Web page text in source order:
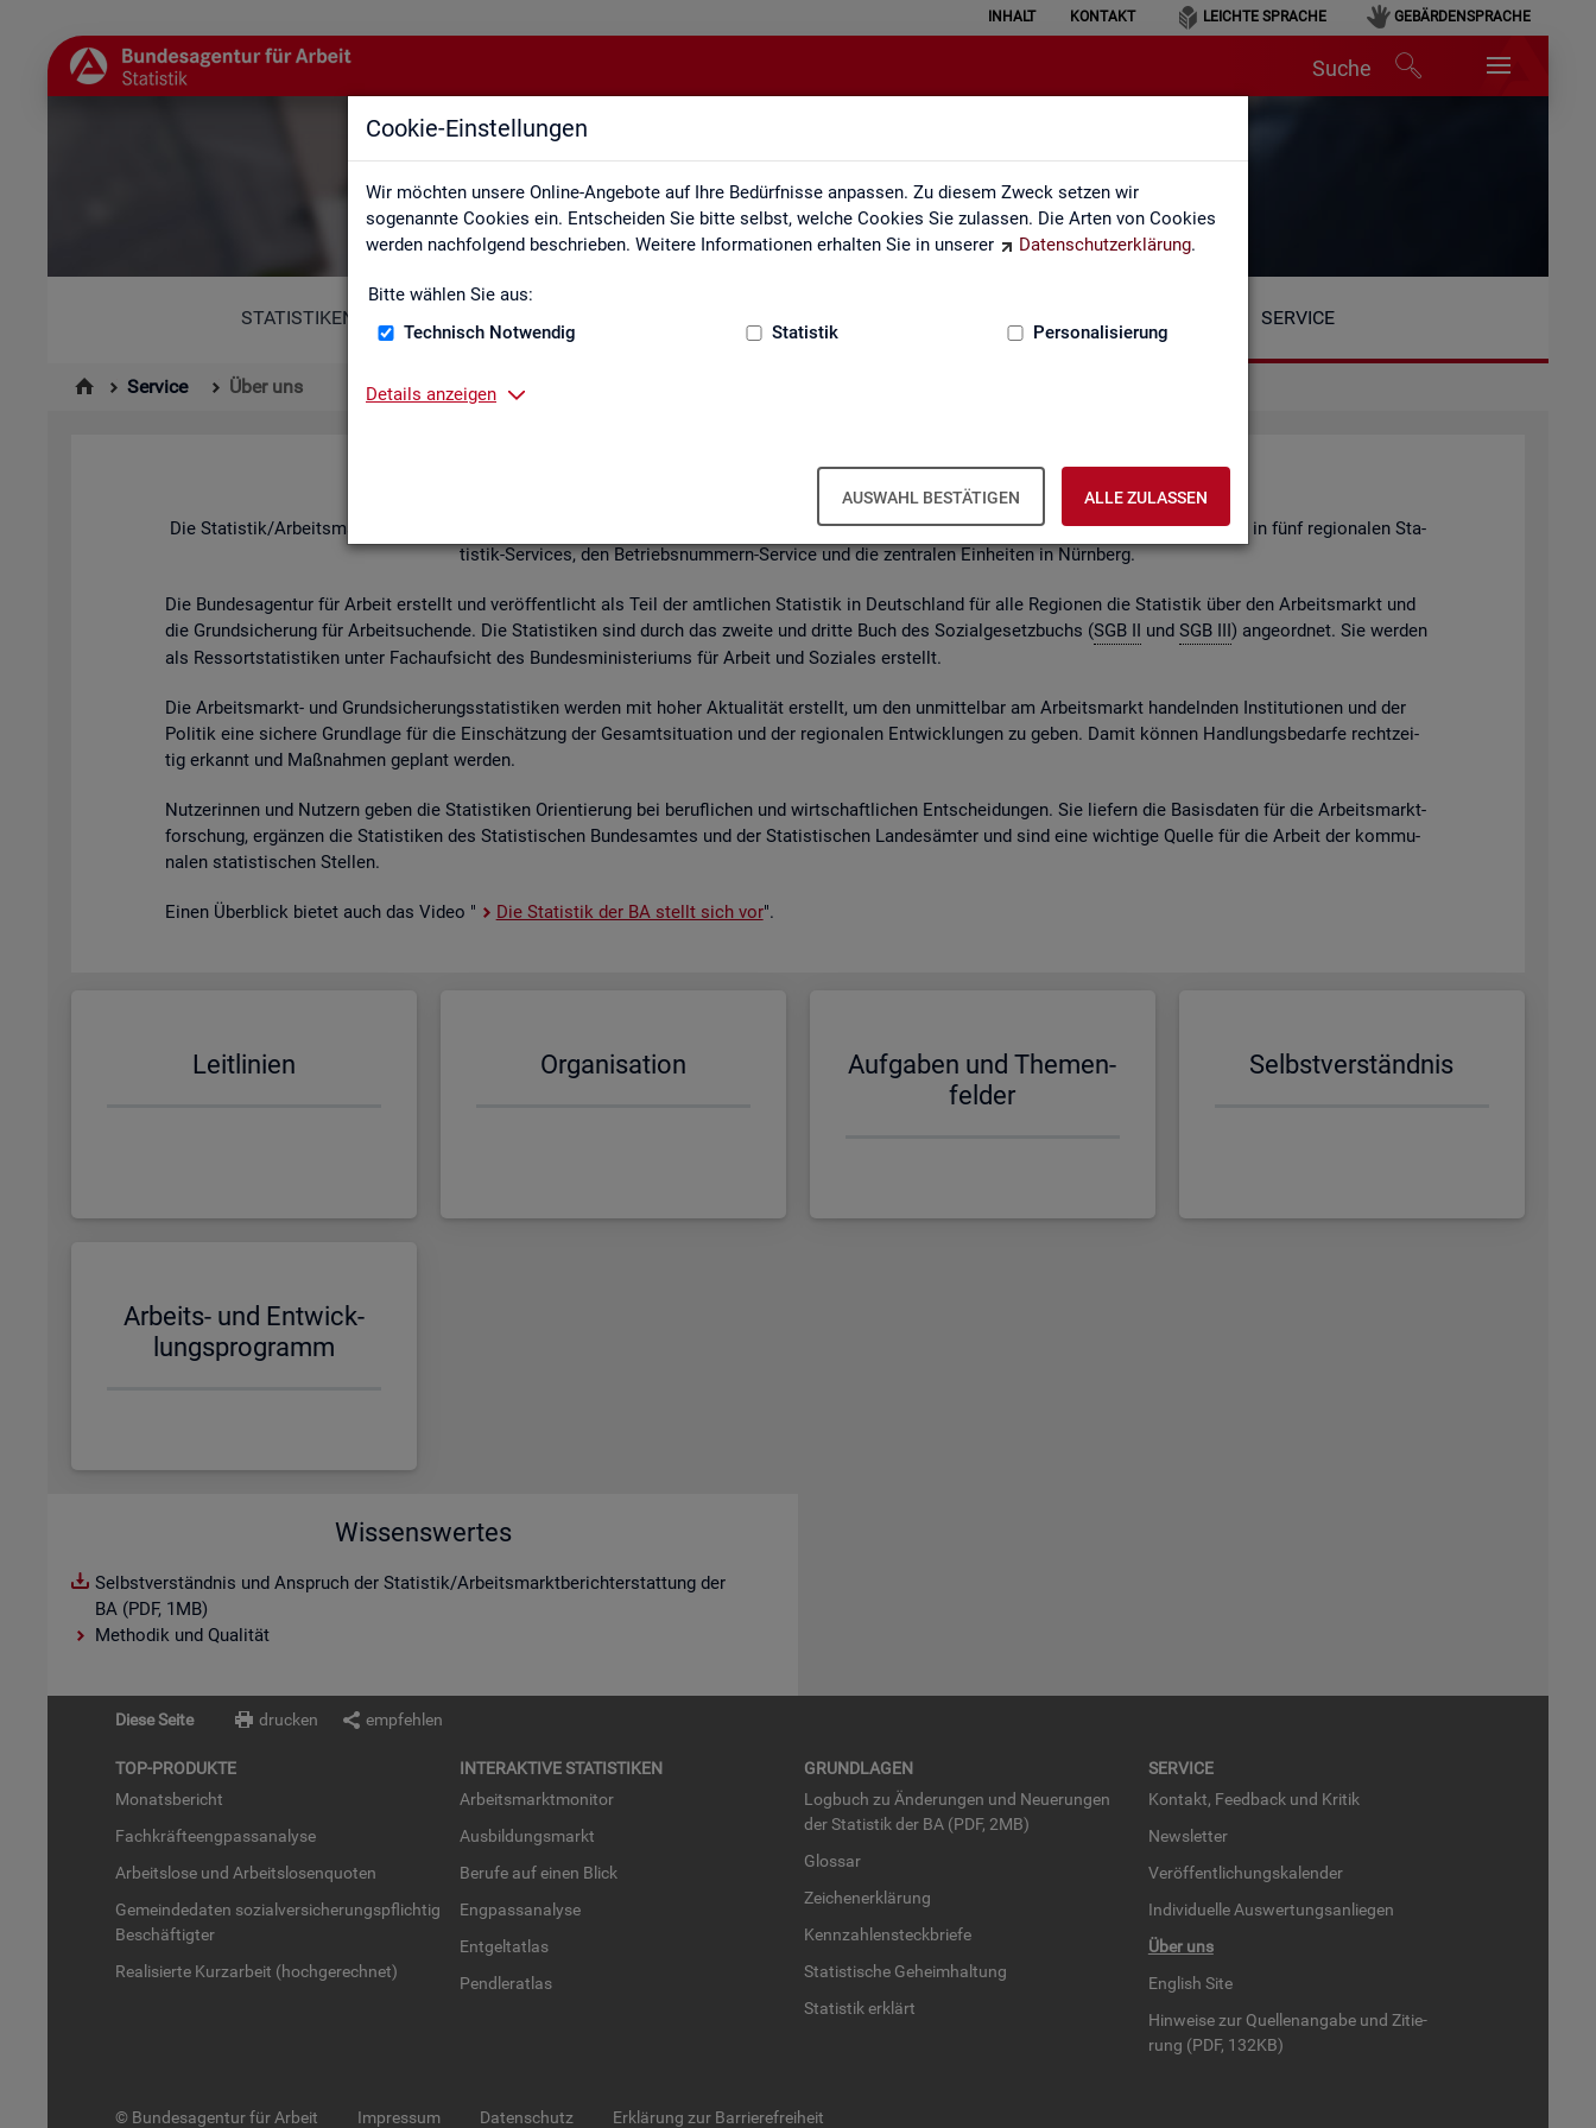
Cookie-Einstellungen
Wir möchten unsere Online-Angebote auf Ihre Bedürfnisse anpassen. Zu diesem Zweck setzen wir
sogenannte Cookies ein. Entscheiden Sie bitte selbst, welche Cookies Sie zulassen. Die Arten von Cookies
werden nachfolgend beschrieben. Weitere Informationen erhalten Sie in unserer
Datenschutzerklärung.
Bitte wählen Sie aus:
Technisch Notwendig
Statistik Personalisierung
Details anzeigen
AUSWAHL BESTÄTIGEN ALLE ZULASSEN
INHALT KONTAKT LEICHTE SPRACHE GEBÄRDENSPRACHE
Suche
Über uns
STATISTIKEN SERVICE
Service Über uns
Über uns
Die Sta­tis­tik/Ar­beits­markt­be­richt­erstat­tung der Bun­des­agen­tur für Ar­beit ist Teil der Bun­des­agen­tur für Ar­beit. Der Be­reich ist or­ga­ni­siert in fünf re­gio­na­len Sta­
tis­tik-Ser­vices, den Be­triebs­num­mern-Ser­vice und die zen­tra­len Ein­hei­ten in Nürn­berg.
Die Bun­des­agen­tur für Ar­beit er­stellt und ver­öf­fent­licht als Teil der amt­li­chen Sta­tis­tik in Deutsch­land für alle Re­gio­nen die Sta­tis­tik über den Ar­beits­markt und
die Grund­si­che­rung für Ar­beit­su­chen­de. Die Sta­tis­ti­ken sind durch das zwei­te und drit­te Buch des So­zi­al­ge­setz­buchs (SGB II und SGB III) an­ge­ord­net. Sie wer­den
als Res­sort­sta­tis­ti­ken unter Fach­auf­sicht des Bun­des­mi­nis­te­ri­ums für Ar­beit und So­zia­les er­stellt.
Die Ar­beits­markt- und Grund­si­che­rungs­sta­tis­ti­ken wer­den mit hoher Ak­tua­li­tät er­stellt, um den un­mit­tel­bar am Ar­beits­markt han­deln­den In­sti­tu­tio­nen und der
Po­li­tik eine si­che­re Grund­la­ge für die Ein­schät­zung der Ge­samt­si­tua­ti­on und der re­gio­na­len Ent­wick­lun­gen zu geben. Damit kön­nen Hand­lungs­be­dar­fe recht­zei­
tig er­kannt und Maß­nah­men ge­plant wer­den.
Nut­ze­rin­nen und Nut­zern geben die Sta­tis­ti­ken Ori­en­tie­rung bei be­ruf­li­chen und wirt­schaft­li­chen Ent­schei­dun­gen. Sie lie­fern die Ba­sis­da­ten für die Ar­beits­markt­
for­schung, er­gän­zen die Sta­tis­ti­ken des Sta­tis­ti­schen Bun­des­am­tes und der Sta­tis­ti­schen Lan­des­äm­ter und sind eine wich­ti­ge Quel­le für die Ar­beit der kom­mu­
na­len sta­tis­ti­schen Stel­len.
Einen Über­blick bie­tet auch das Video " Die Sta­tis­tik der BA stellt sich vor".
Leit­li­ni­en Or­ga­ni­sa­ti­on
Auf­ga­ben und The­men­
fel­der
Selbst­ver­ständ­nis
Ar­beits- und Ent­wick­
lungs­pro­gramm
Wissenswertes
Selbstverständnis und Anspruch der Statistik/Arbeitsmarktberichterstattung der
BA (PDF, 1MB)
Methodik und Qualität
Diese Seite drucken empfehlen
TOP-PRO­DUK­TE
Mo­nats­be­richt
Fach­kräf­te­eng­pass­ana­ly­se
Ar­beits­lo­se und Ar­beits­lo­sen­quo­ten
Ge­mein­de­da­ten so­zi­al­ver­si­che­rungs­pflich­tig
Be­schäf­tig­ter
Rea­li­sier­te Kurz­ar­beit (hoch­ge­rech­net)
IN­TER­AK­TI­VE STA­TIS­TI­KEN
Ar­beits­markt­mo­ni­tor
Aus­bil­dungs­markt
Be­ru­fe auf einen Blick
Eng­pass­ana­ly­se
Ent­gel­t­at­las
Pend­ler­at­las
GRUND­LA­GEN
Log­buch zu Än­de­run­gen und Neue­run­gen
der Sta­tis­tik der BA (PDF, 2MB)
Glos­sar
Zei­chen­er­klä­rung
Kenn­zah­len­steck­brie­fe
Sta­tis­ti­sche Ge­heim­hal­tung
Sta­tis­tik er­klärt
SER­VICE
Kon­takt, Feed­back und Kri­tik
News­let­ter
Ver­öf­fent­li­chungs­ka­len­der
In­di­vi­du­el­le Aus­wer­tungs­an­lie­gen
Über uns
English Site
Hin­wei­se zur Quel­len­an­ga­be und Zi­tie­
rung (PDF, 132KB)
© Bundesagentur für Arbeit Impressum Datenschutz Erklärung zur Barrierefreiheit